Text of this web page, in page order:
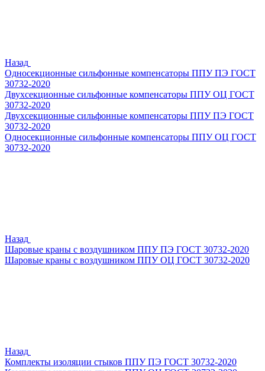
Назад
Односекционные сильфонные компенсаторы ППУ ПЭ ГОСТ
30732-2020
Двухсекционные сильфонные компенсаторы ППУ ОЦ ГОСТ
30732-2020
Двухсекционные сильфонные компенсаторы ППУ ПЭ ГОСТ
30732-2020
Односекционные сильфонные компенсаторы ППУ ОЦ ГОСТ
30732-2020
Назад
Шаровые краны с воздушником ППУ ПЭ ГОСТ 30732-2020
Шаровые краны с воздушником ППУ ОЦ ГОСТ 30732-2020
Назад
Комплекты изоляции стыков ППУ ПЭ ГОСТ 30732-2020